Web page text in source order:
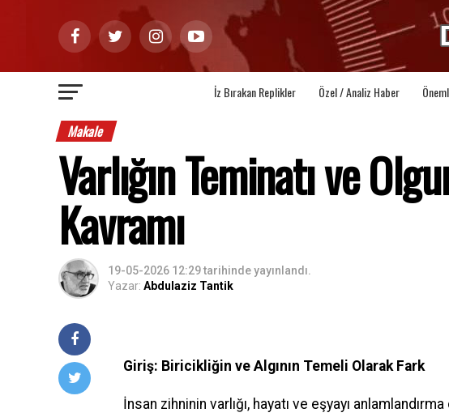
İz Bırakan Replikler Özel / Analiz Haber
Makale
Varlığın Teminatı ve
Kavramı
19-05-2026 12:29tarihinde yayınlandı.
Yazar: Abdulaziz Tantik
Giriş: Biricikliğin ve Algının Temeli Olarak Fark
İnsan zihninin varlığı, hayatı ve eşyayı